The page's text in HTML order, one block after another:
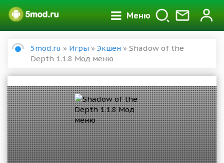
Меню
5mod.ru » Игры » Экшен » Shadow of the
Depth 1.1.8 Мод меню